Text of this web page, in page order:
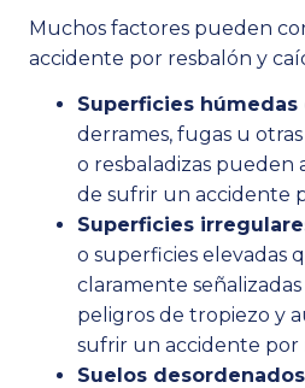
Muchos factores pueden
accidente por resbalón y
Superficies húmedas
derrames, fugas u
o resbaladizas pueden
de sufrir un accidente
Superficies
o superficies elevadas
claramente
peligros de tropiezo y
sufrir un accidente por
Suelos